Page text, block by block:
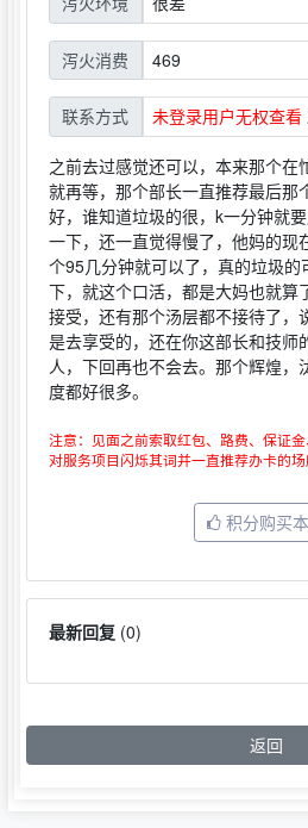
泻火消费 469
联系方式 未登录用户无权查看
之前去过感觉还可以，本来那个在
就再等，那个部长一直推荐最后那
好，谁知道垃圾的很，k一分钟就
一下，还一直觉得慢了，他妈的现
个95几分钟就可以了，真的垃圾
下，就这个口活，都是大妈也就算
接受，还有那个汤层都不接待了，
是去享受的，还在你这部长和技师
人，下回再也不会去。那个辉煌，
度都好很多。
注意：见面之前索取红包、路费、保证
对服务项目闪烁其词并一直推荐办卡的
积分购买
最新回复(0)
返回